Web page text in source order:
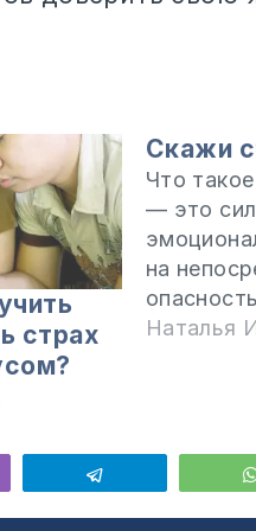
страх
Скажи
Что
— это
на
Наталья